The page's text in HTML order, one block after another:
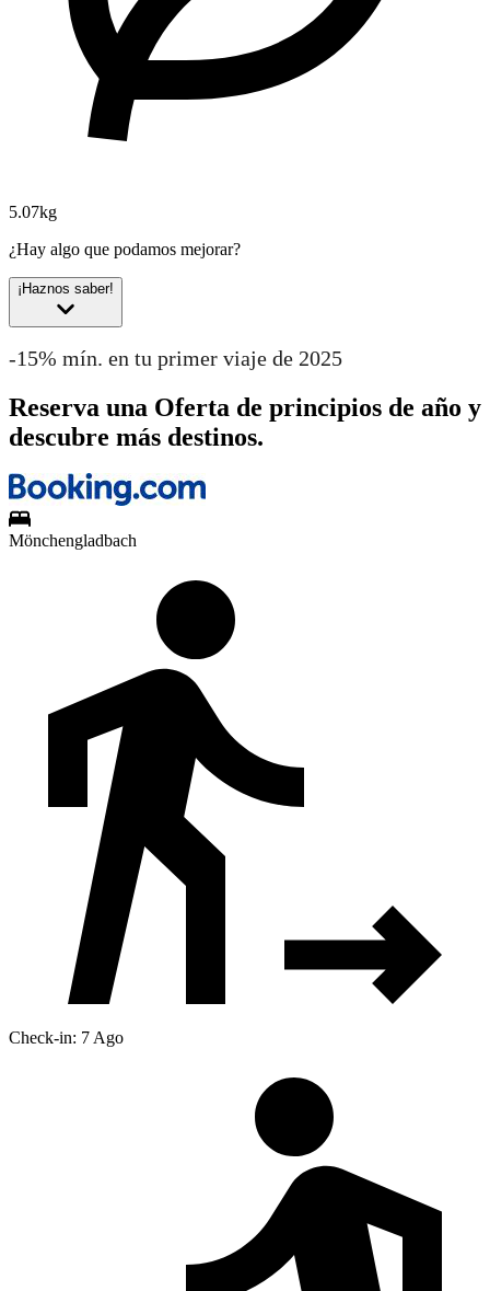
5.07kg
¿Hay algo que podamos mejorar?
¡Haznos saber!
-15% mín. en tu primer viaje de 2025
Reserva una Oferta de principios de año y
descubre más destinos.
Mönchengladbach
Check-in: 7 Ago